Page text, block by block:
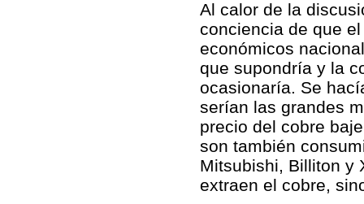
Al calor de la
conciencia de que
económicos
que supondría y la
ocasionaría. Se
serían las grandes
precio del cobre
son también
Mitsubishi, Billiton y
extraen el cobre,